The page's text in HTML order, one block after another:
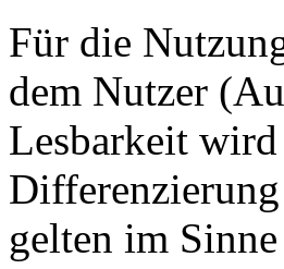
Für die
dem Nutzer
Lesbarkeit wird
gelten im